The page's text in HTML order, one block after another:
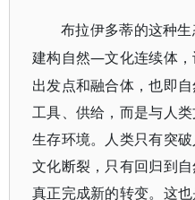
布拉伊多蒂的这种
建构自然—文化连续体，
出发点和融合体，也即自
工具、供给，而是与人
生存环境。人类只有突
文化断裂，只有回归到
真正完成新的转变。这